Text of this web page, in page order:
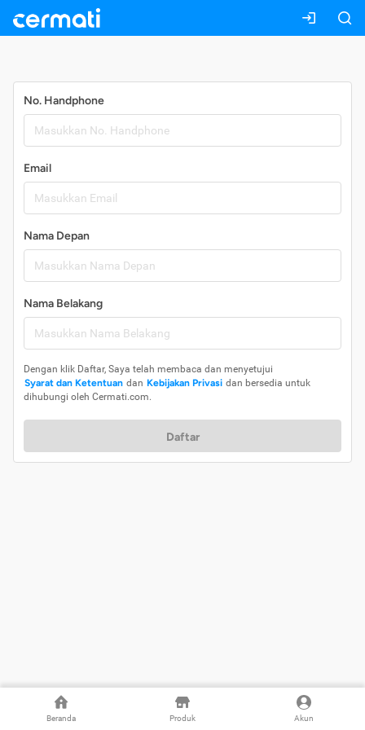
Beranda Produk Akun
No. Handphone
Email
Nama Depan
Nama Belakang
Dengan klik Daftar, Saya telah membaca dan menyetujui
Syarat dan Ketentuan dan Kebijakan Privasi dan bersedia untuk
dihubungi oleh Cermati.com.
Daftar